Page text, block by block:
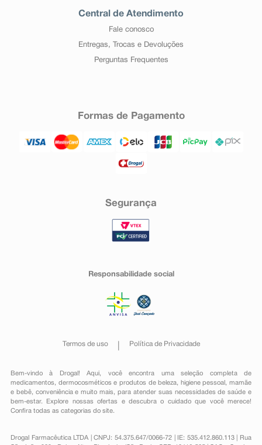
Central de Atendimento
Fale conosco
Entregas, Trocas e Devoluções
Perguntas Frequentes
Formas de Pagamento
Segurança
Responsabilidade social
Termos de uso Política de Privacidade
Bem-vindo à Drogal! Aqui, você encontra uma seleção completa de
medicamentos , dermocosméticos e produtos de beleza, higiene pessoal ,mamãe
e bebê, conveniênciae muito mais, para atender suas necessidades de saúde e
bem-estar. Explore nossas ofertas e descubra o cuidado que você merece!
Confira todas as categorias do site.
Drogal Farmacêutica LTDA | CNPJ: 54.375.647/0066-72 | IE: 535.412.860.113 | Rua